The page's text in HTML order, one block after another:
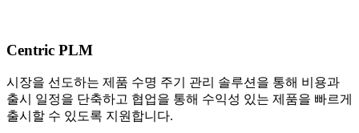
Centric PLM
시장을 선도하는 제품 수명 주기 관리 솔루션을 통해 비용과
출시 일정을 단축하고 협업을 통해 수익성 있는 제품을 빠르게
출시할 수 있도록 지원합니다.